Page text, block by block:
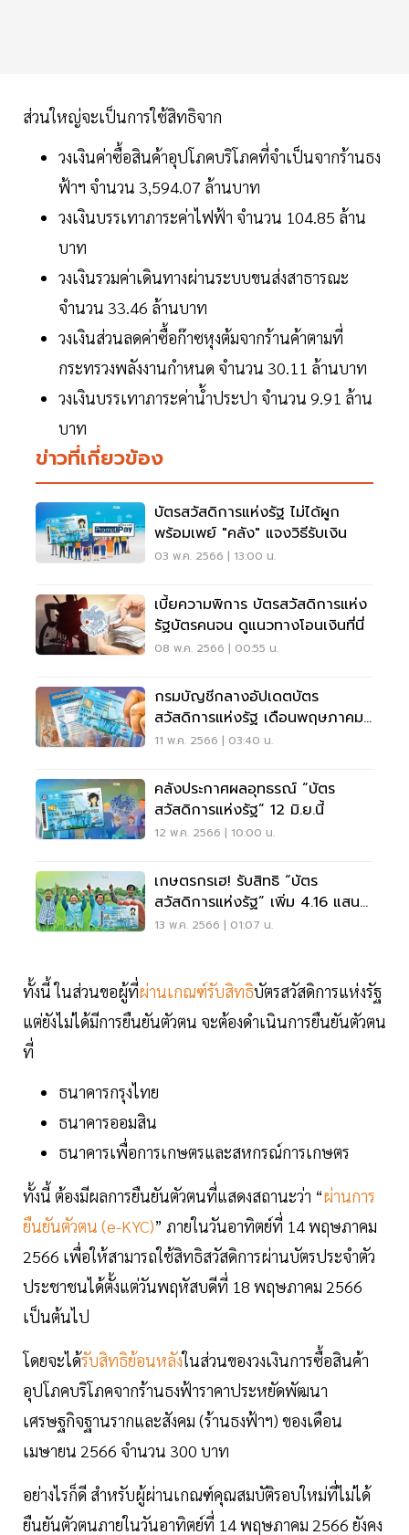
ส่วนใหญ่จะเป็นการใช้สิทธิจาก
วงเงินค่าซื้อสินค้าอุปโภคบริโภคที่จำเป็นจากร้านธง
ฟ้าฯ จำนวน 3,594.07 ล้านบาท
วงเงินบรรเทาภาระค่าไฟฟ้า จำนวน 104.85 ล้าน
บาท
วงเงินรวมค่าเดินทางผ่านระบบขนส่งสาธารณะ
จำนวน 33.46 ล้านบาท
วงเงินส่วนลดค่าซื้อก๊าซหุงต้มจากร้านค้าตามที่
กระทรวงพลังงานกำหนด จำนวน 30.11 ล้านบาท
วงเงินบรรเทาภาระค่าน้ำประปา จำนวน 9.91 ล้าน
บาท
ข่าวที่เกี่ยวข้อง
บัตรสวัสดิการแห่งรัฐ ไม่ได้ผูก
พร้อมเพย์ "คลัง" แจงวิธีรับเงิน
03 พ.ค. 2566 | 13:00 น.
เบี้ยความพิการ บัตรสวัสดิการแห่ง
รัฐบัตรคนจน ดูแนวทางโอนเงินที่นี่
08 พ.ค. 2566 | 00:55 น.
กรมบัญชีกลางอัปเดตบัตร
สวัสดิการแห่งรัฐ เดือนพฤษภาคม
2566 จ่ายอะไรบ้าง
11 พ.ค. 2566 | 03:40 น.
คลังประกาศผลอุทธรณ์ “บัตร
สวัสดิการแห่งรัฐ” 12 มิ.ย.นี้
12 พ.ค. 2566 | 10:00 น.
เกษตรกรเฮ! รับสิทธิ “บัตร
สวัสดิการแห่งรัฐ” เพิ่ม 4.16 แสน
คน
13 พ.ค. 2566 | 01:07 น.
ทั้งนี้ ในส่วนขอผู้ที่ผ่านเกณฑ์รับสิทธิบัตรสวัสดิการแห่งรัฐ
แต่ยังไม่ได้มีการยืนยันตัวตน จะต้องดำเนินการยืนยันตัวตน
ที่
ธนาคารกรุงไทย
ธนาคารออมสิน
ธนาคารเพื่อการเกษตรและสหกรณ์การเกษตร
ทั้งนี้ ต้องมีผลการยืนยันตัวตนที่แสดงสถานะว่า “ผ่านการ
ยืนยันตัวตน (e-KYC)” ภายในวันอาทิตย์ที่ 14 พฤษภาคม
2566 เพื่อให้สามารถใช้สิทธิสวัสดิการผ่านบัตรประจำตัว
ประชาชนได้ตั้งแต่วันพฤหัสบดีที่ 18 พฤษภาคม 2566
เป็นต้นไป
โดยจะได้รับสิทธิย้อนหลังในส่วนของวงเงินการซื้อสินค้า
อุปโภคบริโภคจากร้านธงฟ้าราคาประหยัดพัฒนา
เศรษฐกิจฐานรากและสังคม (ร้านธงฟ้าฯ) ของเดือน
เมษายน 2566 จำนวน 300 บาท
อย่างไรก็ดี สำหรับผู้ผ่านเกณฑ์คุณสมบัติรอบใหม่ที่ไม่ได้
ยืนยันตัวตนภายในวันอาทิตย์ที่ 14 พฤษภาคม 2566 ยังคง